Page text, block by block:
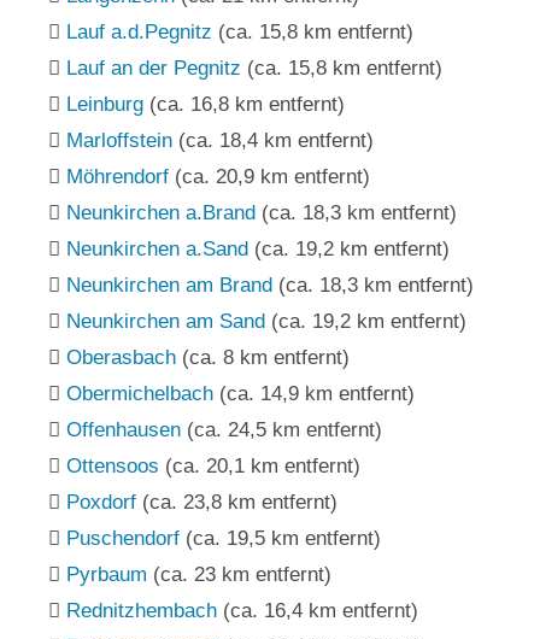
Lauf a.d.Pegnitz (ca. 15,8 km entfernt)
Lauf an der Pegnitz (ca. 15,8 km entfernt)
Leinburg (ca. 16,8 km entfernt)
Marloffstein (ca. 18,4 km entfernt)
Möhrendorf (ca. 20,9 km entfernt)
Neunkirchen a.Brand (ca. 18,3 km entfernt)
Neunkirchen a.Sand (ca. 19,2 km entfernt)
Neunkirchen am Brand (ca. 18,3 km entfernt)
Neunkirchen am Sand (ca. 19,2 km entfernt)
Oberasbach (ca. 8 km entfernt)
Obermichelbach (ca. 14,9 km entfernt)
Offenhausen (ca. 24,5 km entfernt)
Ottensoos (ca. 20,1 km entfernt)
Poxdorf (ca. 23,8 km entfernt)
Puschendorf (ca. 19,5 km entfernt)
Pyrbaum (ca. 23 km entfernt)
Rednitzhembach (ca. 16,4 km entfernt)